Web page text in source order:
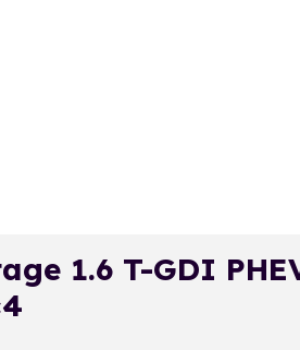
1.6 T-GDI